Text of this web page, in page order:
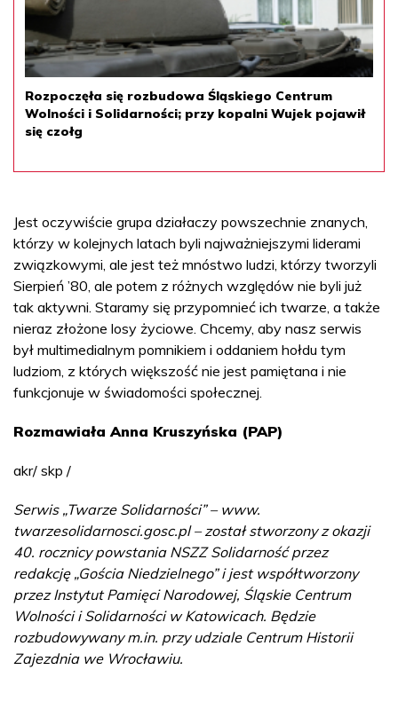
Rozpoczęła się rozbudowa Śląskiego Centrum
Wolności i Solidarności; przy kopalni Wujek pojawił
się czołg
Jest oczywiście grupa działaczy powszechnie znanych,
którzy w kolejnych latach byli najważniejszymi liderami
związkowymi, ale jest też mnóstwo ludzi, którzy tworzyli
Sierpień ’80, ale potem z różnych względów nie byli już
tak aktywni. Staramy się przypomnieć ich twarze, a także
nieraz złożone losy życiowe. Chcemy, aby nasz serwis
był multimedialnym pomnikiem i oddaniem hołdu tym
ludziom, z których większość nie jest pamiętana i nie
funkcjonuje w świadomości społecznej.
Rozmawiała Anna Kruszyńska (PAP)
akr/ skp /
Serwis „Twarze Solidarności” – www.
twarzesolidarnosci.gosc.pl – został stworzony z okazji
40. rocznicy powstania NSZZ Solidarność przez
redakcję „Gościa Niedzielnego” i jest współtworzony
przez Instytut Pamięci Narodowej, Śląskie Centrum
Wolności i Solidarności w Katowicach. Będzie
rozbudowywany m.in. przy udziale Centrum Historii
Zajezdnia we Wrocławiu.